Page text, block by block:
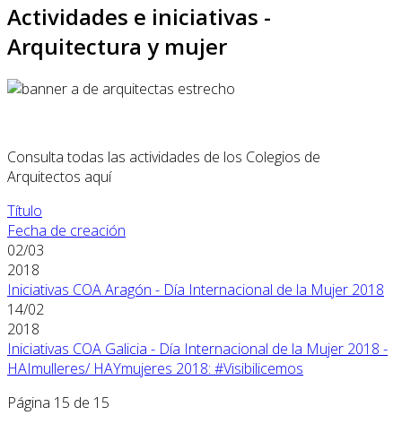
Actividades e iniciativas -
Arquitectura y mujer
Consulta todas las actividades de los Colegios de
Arquitectos aquí
Título
Fecha de creación
02/03
2018
Iniciativas COA Aragón - Día Internacional de la Mujer 2018
14/02
2018
Iniciativas COA Galicia - Día Internacional de la Mujer 2018 -
HAImulleres/ HAYmujeres 2018: #Visibilicemos
Página 15 de 15